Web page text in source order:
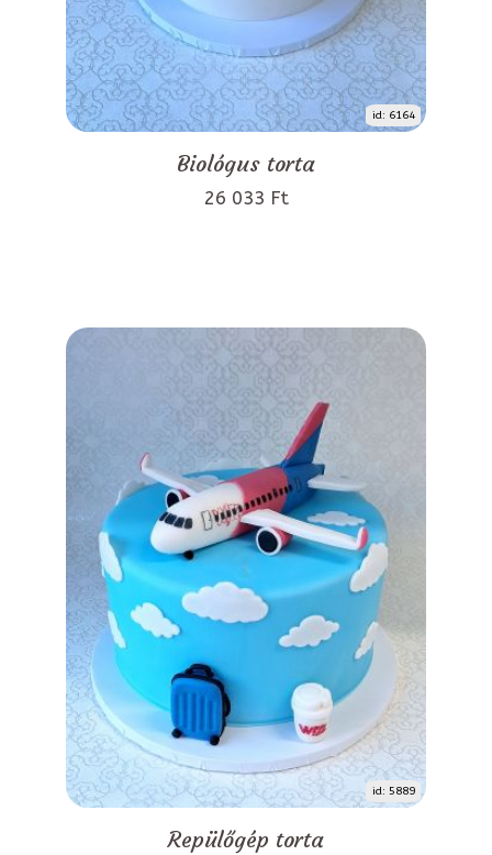
id: 6164
Biológus torta
26 033 Ft
id: 5889
Repülőgép torta